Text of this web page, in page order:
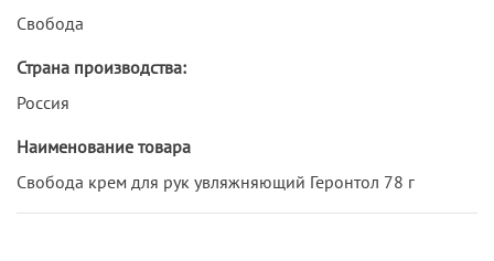
Свобода
Страна производства:
Россия
Наименование товара
Свобода крем для рук увляжняющий Геронтол 78 г